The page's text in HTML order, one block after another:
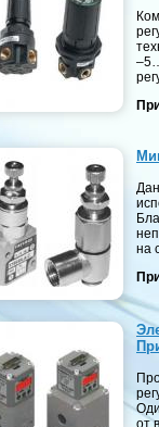
на
от